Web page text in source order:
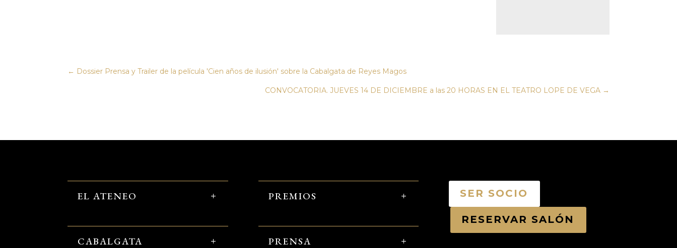
← Dossier Prensa y Trailer de la película 'Cien años de ilusión' sobre la Cabalgata de Reyes Magos
CONVOCATORIA. JUEVES 14 DE DICIEMBRE a las 20 HORAS EN EL TEATRO LOPE DE VEGA→
EL ATENEO
CABALGATA
PREMIOS
PRENSA
SER SOCIO
RESERVAR SALÓN